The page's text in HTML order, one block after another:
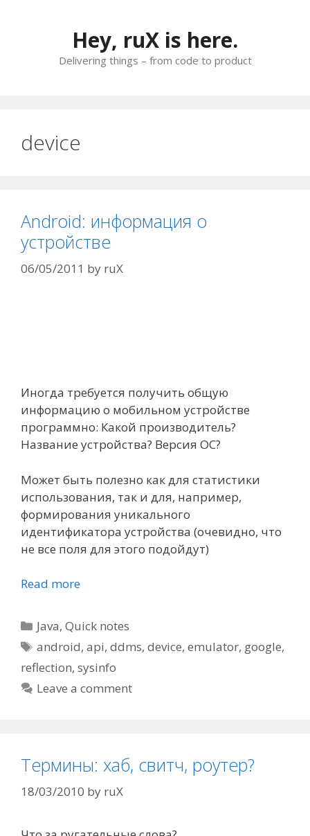
Hey, ruX is here.
Delivering things – from code to product
device
Android: информация о
устройстве
06/05/2011 by ruX
Иногда требуется получить общую
информацию о мобильном устройстве
программно: Какой производитель?
Название устройства? Версия ОС?
Может быть полезно как для статистики
использования, так и для, например,
формирования уникального
идентификатора устройства (очевидно, что
не все поля для этого подойдут)
Read more
Categories
Java,Quick notes
Tags
android,api,ddms,device,emulator, google,
reflection, sysinfo
Leave a comment
Термины: хаб, свитч, роутер?
18/03/2010 by ruX